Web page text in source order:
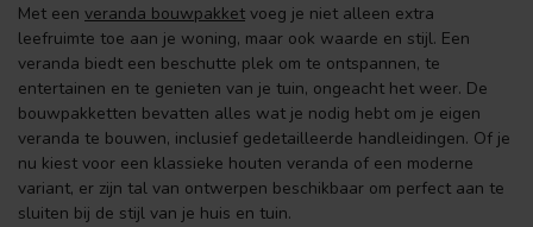
Met een veranda bouwpakket voeg je niet alleen extra
leefruimte toe aan je woning, maar ook waarde en stijl. Een
veranda biedt een beschutte plek om te ontspannen, te
entertainen en te genieten van je tuin, ongeacht het weer. De
bouwpakketten bevatten alles wat je nodig hebt om je eigen
veranda te bouwen, inclusief gedetailleerde handleidingen. Of je
nu kiest voor een klassieke houten veranda of een moderne
variant, er zijn tal van ontwerpen beschikbaar om perfect aan te
sluiten bij de stijl van je huis en tuin.